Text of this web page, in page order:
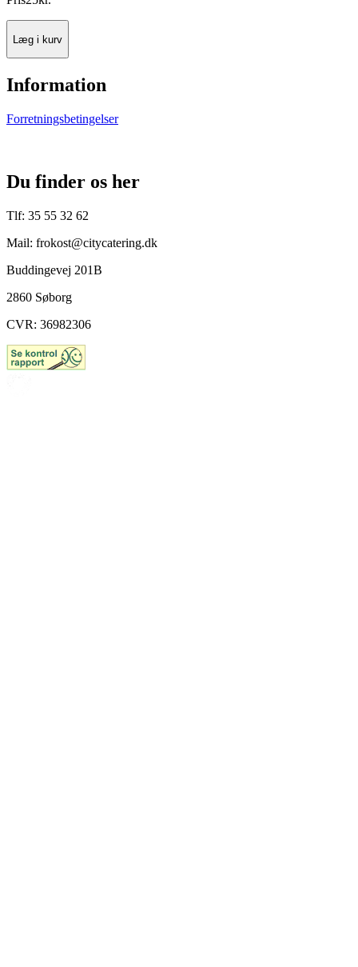
Læg i kurv
Information
Forretningsbetingelser
Du finder os her
Tlf: 35 55 32 62
Mail: frokost@citycatering.dk
Buddingevej 201B
2860 Søborg
CVR: 36982306